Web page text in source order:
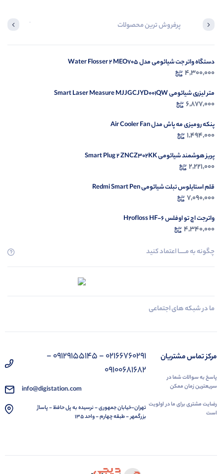
پرفروش ترین محصولات آخرین
دستگاه واتر جت شیائومی مدل Water Flosser 2 MEO705
4,300,000
متر لیزری شیائومی Smart Laser Measure MJJGCJYD001QW
6,877,000
پنکه رومیزی مه پاش مدل Air Cooler Fan
1,494,000
پریز هوشمند شیائومی Smart Plug 2 ZNCZ302KK
2,221,000
قلم استایلوس تبلت شیائومی Redmi Smart Pen
7,090,000
واترجت اچ تو اوفلس H2ofloss HF-6
4,340,000
چگونه به مــــــا اعتماد کنید
ما در شبکه های اجتماعی
مرکز تماس مشتریان
پاسخ به سوالات شما در
سریعترین زمان ممکن
رضایت مشتری برای ما در اولویت
است
02166760291 - 09129155145 -
09100681682
info@digistation.com
تهران-خیابان جمهوری - نرسیده به پل حافظ - پاساژ
بزرگمهر - طبقه چهارم - واحد 135